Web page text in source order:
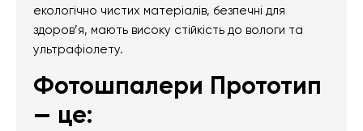
екологічно чистих матеріалів, безпечні для
здоров’я, мають високу стійкість до вологи та
ультрафіолету.
Фотошпалери Прототип
— це: